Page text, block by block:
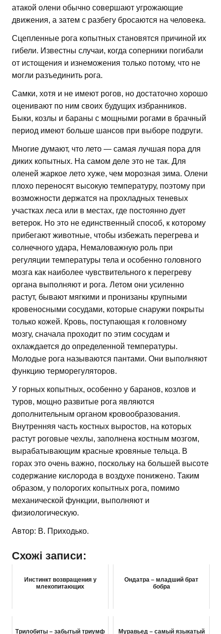
атакой олени обычно совершают угрожающие
движения, а затем с разбегу бросаются на человека.
Сцепленные рога копытных становятся причиной их
гибели. Известны случаи, когда соперники погибали
от истощения и изнеможения только потому, что не
могли разъединить рога.
Самки, хотя и не имеют рогов, но достаточно хорошо
оценивают по ним своих будущих избранников.
Быки, козлы и бараны с мощными рогами в брачный
период имеют больше шансов при выборе подруги.
Многие думают, что лето — самая лучшая пора для
диких копытных. На самом деле это не так. Для
оленей жаркое лето хуже, чем морозная зима. Олени
плохо переносят высокую температуру, поэтому при
возможности держатся на прохладных теневых
участках леса или в местах, где постоянно дует
ветерок. Но это не единственный способ, к которому
прибегают животные, чтобы избежать перегрева и
солнечного удара, Немаловажную роль при
регуляции температуры тела и особенно головного
мозга как наиболее чувствительного к перегреву
органа выполняют и рога. Летом они усиленно
растут, бывают мягкими и пронизаны крупными
кровеносными сосудами, которые снаружи покрыты
только кожей. Кровь, поступающая к головному
мозгу, сначала проходит по этим сосудам и
охлаждается до определенной температуры.
Молодые рога называются пантами. Они выполняют
функцию терморегуляторов.
У горных копытных, особенно у баранов, козлов и
туров, мощно развитые рога являются
дополнительным органом кровообразования.
Внутренняя часть костных выростов, на которых
растут роговые чехлы, заполнена костным мозгом,
вырабатывающим красные кровяные тельца. В
горах это очень важно, поскольку на большей высоте
содержание кислорода в воздухе понижено. Таким
образом, у полорогих копытных рога, помимо
механической функции, выполняют и
физиологическую.
Автор: В. Приходько.
Схожі записи:
Инстинкт возвращения у
млекопитающих
Ондатра – младший брат
бобра
Трилобиты – забытый триумф Муравьед – самый языкатый